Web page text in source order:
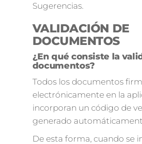
Sugerencias.
VALIDACIÓN DE
DOCUMENTOS
¿En qué consiste la
documentos?
Todos los documentos
electrónicamente en la
incorporan un código de
generado
De esta forma, cuando se